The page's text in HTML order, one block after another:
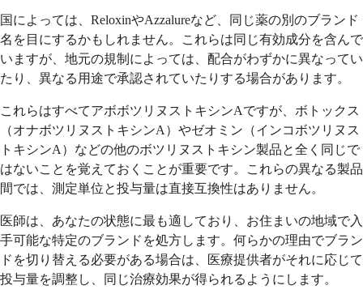
国によっては、ReloxinやAzzalureなど、同じ薬の別のブランド
名を目にするかもしれません。これらは同じ有効成分を含んで
いますが、地元の規制によっては、配合がわずかに異なってい
たり、異なる用途で承認されていたりする場合があります。
これらはすべてアボボツリヌストキシンAですが、ボトックス
（オナボツリヌストキシンA）やゼオミン（インコボツリヌス
トキシンA）などの他のボツリヌストキシン製品と全く同じで
はないことを覚えておくことが重要です。これらの異なる製品
間では、測定単位と投与量は直接互換性はありません。
医師は、あなたの状態に最も適しており、お住まいの地域で入
手可能な特定のブランドを処方します。何らかの理由でブラン
ドを切り替える必要がある場合は、医療提供者がそれに応じて
投与量を調整し、同じ治療効果が得られるようにします。